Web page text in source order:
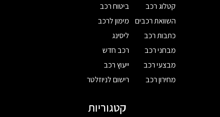
קטלוג רכב
השוואת רכבים
כתבות רכב
מבחני רכב
מבצעי רכב
מחירון רכב
ביטוח רכב
מימון לרכב
ליסינג
רכב חדש
ייעוץ רכב
רישום לניוזלטר
קטגוריות